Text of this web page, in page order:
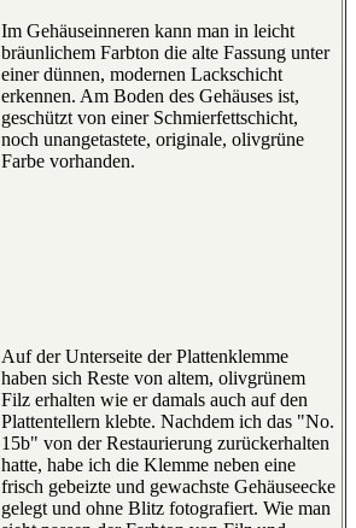
Im Gehäuseinneren kann man in leicht
bräunlichem Farbton die alte Fassung unter
einer dünnen, modernen Lackschicht
erkennen. Am Boden des Gehäuses ist,
geschützt von einer Schmierfettschicht,
noch unangetastete, originale, olivgrüne
Farbe vorhanden.
Auf der Unterseite der Plattenklemme
haben sich Reste von altem, olivgrünem
Filz erhalten wie er damals auch auf den
Plattentellern klebte. Nachdem ich das "No.
15b" von der Restaurierung zurückerhalten
hatte, habe ich die Klemme neben eine
frisch gebeizte und gewachste Gehäuseecke
gelegt und ohne Blitz fotografiert. Wie man